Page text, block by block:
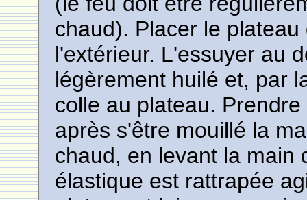
chaud). Placer le
l'extérieur. L'essuyer au
légèrement huilé et, par
colle au plateau.
après s'être mouillé la
chaud, en levant la main
élastique est rattrapée